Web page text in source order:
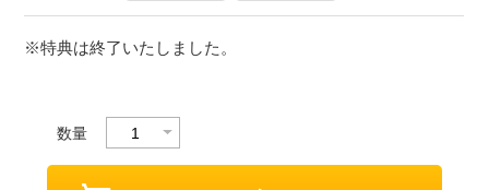
※特典は終了いたしました。
数量